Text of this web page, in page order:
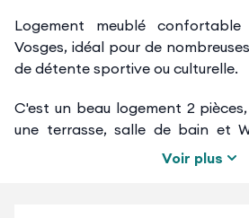
Logement meublé
Vosges, idéal pour de
de détente sportive ou culturelle.
C'est un beau logement 2
une terrasse, salle de bain et
accueillir jusqu'à 6 personnes. Il
résidentiel calme et entouré de
Voir plus